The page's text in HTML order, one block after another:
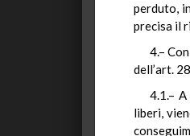
perduto,
precisa il
4.–
dell’art.
4.1.–
liberi,